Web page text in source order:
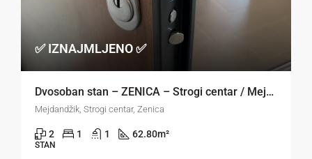
✅ IZNAJMLJENO ✅
Dvosoban stan – ZENICA – Strogi centar / Mejdandžik
Mejdandžik, Strogi centar, Zenica
2 1 1 62.80m²
STAN